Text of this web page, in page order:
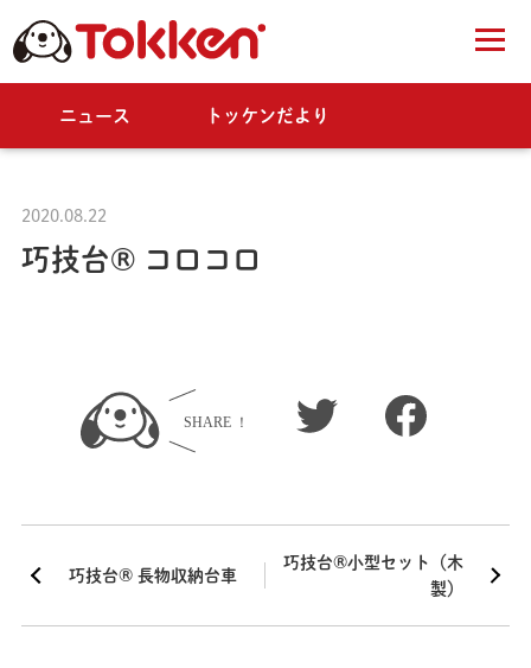
ニュース トッケンだより
2020.08.22
巧技台® コロコロ
巧技台® 長物収納台車
巧技台®小型セット（木
製）